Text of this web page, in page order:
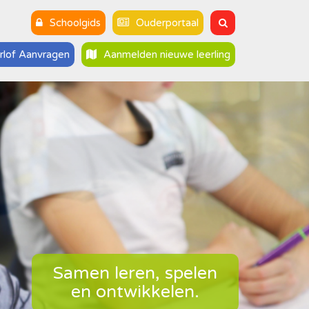
Ouderportaal
Schoolgids
Aanmelden nieuwe leerling
Aanvragen
Samen leren, spelen
en ontwikkelen.